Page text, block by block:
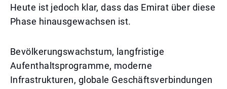
Heute ist jedoch klar, dass das Emirat über diese
Phase hinausgewachsen ist.
Bevölkerungswachstum, langfristige
Aufenthaltsprogramme, moderne
Infrastrukturen, globale Geschäftsverbindungen